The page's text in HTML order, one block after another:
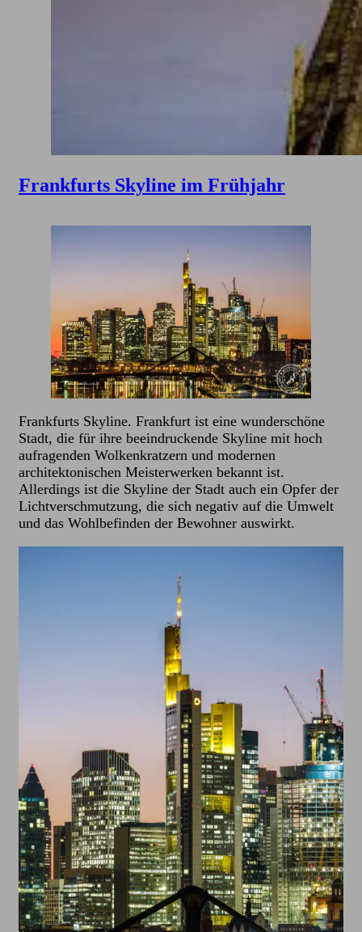
Frankfurts Skyline im Frühjahr
Frankfurts Skyline. Frankfurt ist eine wunderschöne
Stadt, die für ihre beeindruckende Skyline mit hoch
aufragenden Wolkenkratzern und modernen
architektonischen Meisterwerken bekannt ist.
Allerdings ist die Skyline der Stadt auch ein Opfer der
Lichtverschmutzung, die sich negativ auf die Umwelt
und das Wohlbefinden der Bewohner auswirkt.